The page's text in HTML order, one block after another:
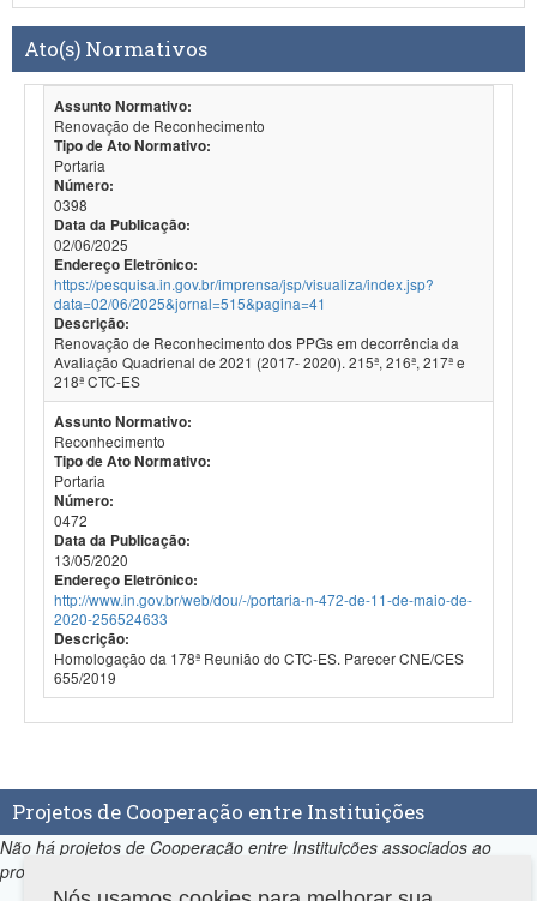
Ato(s) Normativos
Assunto Normativo:
Renovação de Reconhecimento
Tipo de Ato Normativo:
Portaria
Número:
0398
Data da Publicação:
02/06/2025
Endereço Eletrônico:
https://pesquisa.in.gov.br/imprensa/jsp/visualiza/index.jsp?
data=02/06/2025&jornal=515&pagina=41
Descrição:
Renovação de Reconhecimento dos PPGs em decorrência da
Avaliação Quadrienal de 2021 (2017- 2020). 215ª, 216ª, 217ª e
218ª CTC-ES
Assunto Normativo:
Reconhecimento
Tipo de Ato Normativo:
Portaria
Número:
0472
Data da Publicação:
13/05/2020
Endereço Eletrônico:
http://www.in.gov.br/web/dou/-/portaria-n-472-de-11-de-maio-de-
2020-256524633
Descrição:
Homologação da 178ª Reunião do CTC-ES. Parecer CNE/CES
655/2019
Projetos de Cooperação entre Instituições
Não há projetos de Cooperação entre Instituições associados ao
programa.